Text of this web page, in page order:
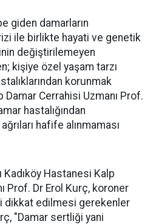
giden damarların
ile birlikte hayati ve genetik
değiştirilemeyen
kişiye özel yaşam tarzı
korunmak
Cerrahisi Uzmanı Prof.
hastalığından
hafife alınmaması
Kadıköy Hastanesi Kalp
Prof. Dr Erol Kurç, koroner
dikkat edilmesi gerekenler
"Damar sertliği yani